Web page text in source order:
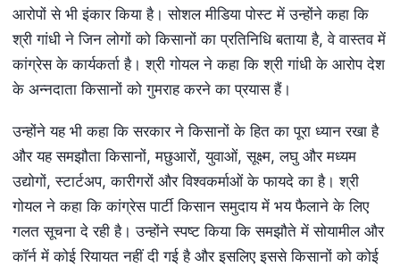
आरोपों से भी इंकार किया है। सोशल मीडिया पोस्‍ट में उन्‍होंने कहा कि
श्री गांधी ने जिन लोगों को किसानों का प्रतिनिधि बताया है, वे वास्‍तव में
कांग्रेस के कार्यकर्ता है। श्री गोयल ने कहा कि श्री गांधी के आरोप देश
के अन्‍नदाता किसानों को गुमराह करने का प्रयास हैं।
उन्‍होंने यह भी कहा कि सरकार ने किसानों के हित का पूरा ध्‍यान रखा है
और यह समझौता किसानों, मछुआरों, युवाओं, सूक्ष्‍म, लघु और मध्‍यम
उद्योगों, स्‍टार्टअप, कारीगरों और विश्‍वकर्माओं के फायदे का है। श्री
गोयल ने कहा कि कांग्रेस पार्टी किसान समुदाय में भय फैलाने के लिए
गलत सूचना दे रही है। उन्‍होंने स्‍पष्‍ट किया कि समझौते में सोयामील और
कॉर्न में कोई रियायत नहीं दी गई है और इसलिए इससे किसानों को कोई